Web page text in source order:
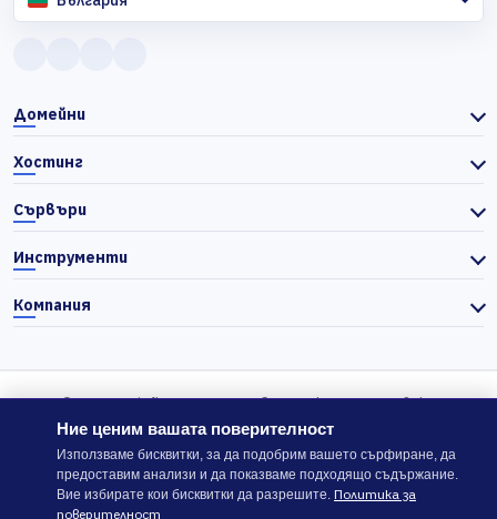
Домейни
Хостинг
Сървъри
Инструменти
Компания
© 2026 Actiefhost. Съгласно българското търговско
законодателство цените в сайта се показват без ДДС, а ДДС се
изчислява отделно при завършване на поръчката, когато е
приложимо.
Ние ценим вашата поверителност
Използваме бисквитки, за да подобрим вашето сърфиране, да
предоставим анализи и да показваме подходящо съдържание.
Вие избирате кои бисквитки да разрешите. Политика за
поверителност